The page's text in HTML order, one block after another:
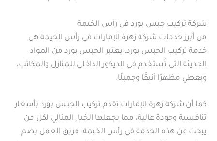
شركة تركيب جبس بورد في رأس الخيمة
من أبرز خدمات شركة زهرة الإمارات في رأس الخيمة هي
خدمة تركيب الجبس بورد. يعتبر الجبس بورد من المواد
الحديثة التي تُستخدم في الديكور الداخلي للمنازل والمكاتب،
ويعطي مظهرًا أنيقًا وجميلًا.
كما أن شركة زهرة الإمارات تقدم تركيب الجبس بورد بأسعار
تنافسية وجودة عالية، مما يجعلها الخيار المثالي لكل من
يبحث عن هذه الخدمة في رأس الخيمة. فريق العمل يضم